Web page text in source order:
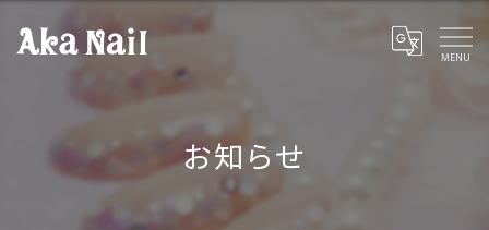
お知らせ